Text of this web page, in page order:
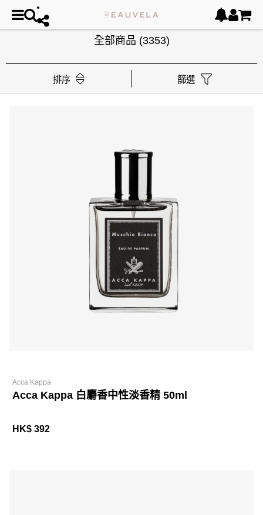
全部商品 (3353)
排序 篩選
Acca Kappa
Acca Kappa 白麝香中性淡香精 50ml
HK$ 392